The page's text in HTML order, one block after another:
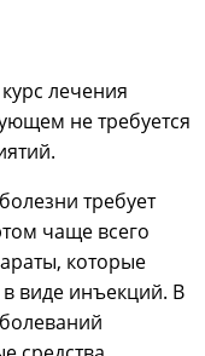
лечения
не требуется
требует
чаще всего
которые
виде инъекций. В